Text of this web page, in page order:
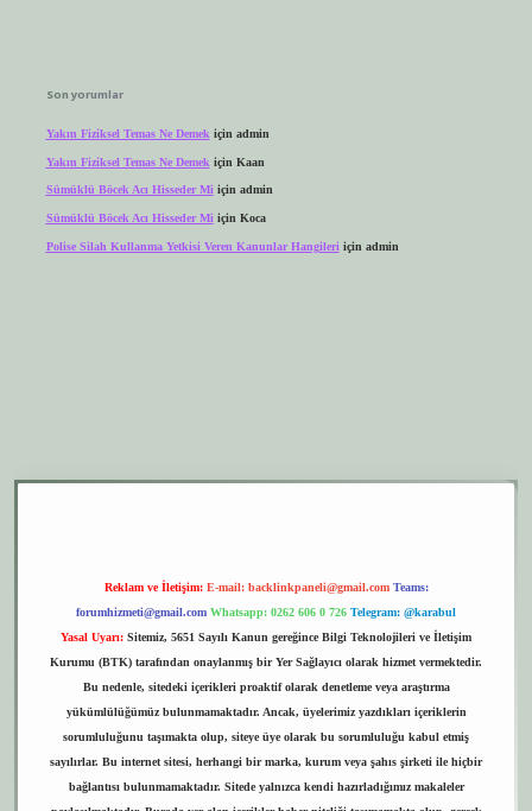
Son yorumlar
Yakın Fiziksel Temas Ne Demek için admin
Yakın Fiziksel Temas Ne Demek için Kaan
Sümüklü Böcek Acı Hisseder Miiçin admin
Sümüklü Böcek Acı Hisseder Mi için Koca
Polise Silah Kullanma Yetkisi Veren Kanunlar Hangileri için admin
Reklam ve İletişim: E-mail: backlinkpaneli@gmail.com Teams:
forumhizmeti@gmail.com Whatsapp: 0262 606 0 726 Telegram: @karabul
Yasal Uyarı: Sitemiz, 5651 Sayılı Kanun gereğince Bilgi Teknolojileri ve İletişim
Kurumu (BTK) tarafından onaylanmış bir Yer Sağlayıcı olarak hizmet vermektedir.
Bu nedenle, sitedeki içerikleri proaktif olarak denetleme veya araştırma
yükümlülüğümüz bulunmamaktadır. Ancak, üyelerimiz yazdıkları içeriklerin
sorumluluğunu taşımakta olup, siteye üye olarak bu sorumluluğu kabul etmiş
sayılırlar. Bu internet sitesi, herhangi bir marka, kurum veya şahıs şirketi ile hiçbir
bağlantısı bulunmamaktadır. Sitede yalnızca kendi hazırladığımız makaleler